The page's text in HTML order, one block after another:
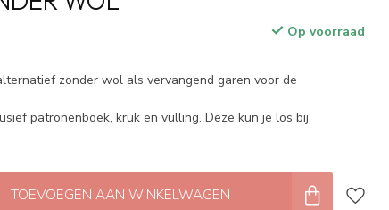
Op voorraad
zonder wol als vervangend garen voor de
patronenboek, kruk en vulling. Deze kun je los bij
TOEVOEGEN AAN WINKELWAGEN